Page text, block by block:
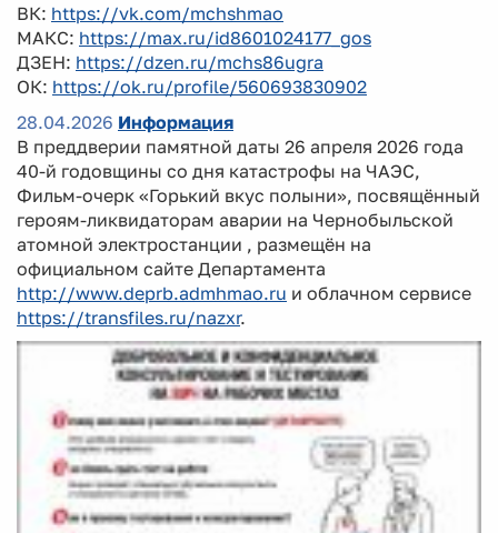
ВК: https://vk.com/mchshmao
МАКС: https://max.ru/id8601024177_gos
ДЗЕН: https://dzen.ru/mchs86ugra
ОК: https://ok.ru/profile/560693830902
28.04.2026 Информация
В преддверии памятной даты 26 апреля 2026 года
40-й годовщины со дня катастрофы на ЧАЭС,
Фильм-очерк «Горький вкус полыни», посвящённый
героям-ликвидаторам аварии на Чернобыльской
атомной электростанции , размещён на
официальном сайте Департамента
http://www.deprb.admhmao.ru и облачном сервисе
https://transfiles.ru/nazxr.